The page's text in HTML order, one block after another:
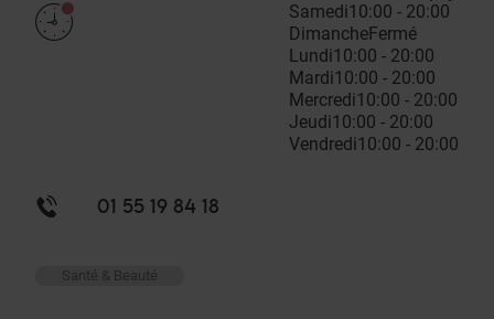
Samedi10:00 - 20:00
DimancheFermé
Lundi10:00 - 20:00
Mardi10:00 - 20:00
Mercredi10:00 - 20:00
Jeudi10:00 - 20:00
Vendredi10:00 - 20:00
01 55 19 84 18
Santé & Beauté